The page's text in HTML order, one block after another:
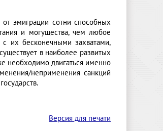
эмиграции сотни способных
и могущества, чем любое
их бесконечными захватами,
в наиболее развитых
необходимо двигаться именно
неприменения санкций
Версия для печати